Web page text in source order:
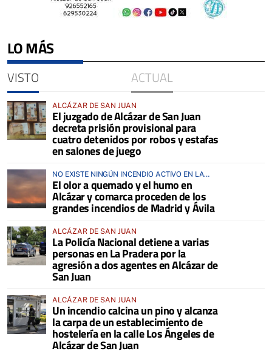
LO MÁS
VISTO ACTUAL
ALCÁZAR DE SAN JUAN
El juzgado de Alcázar de San Juan
decreta prisión provisional para
cuatro detenidos por robos y estafas
en salones de juego
NO EXISTE NINGÚN INCENDIO ACTIVO EN LA
COMARCA
El olor a quemado y el humo en
Alcázar y comarca proceden de los
grandes incendios de Madrid y Ávila
ALCÁZAR DE SAN JUAN
La Policía Nacional detiene a varias
personas en La Pradera por la
agresión a dos agentes en Alcázar de
San Juan
ALCÁZAR DE SAN JUAN
Un incendio calcina un pino y alcanza
la carpa de un establecimiento de
hostelería en la calle Los Ángeles de
Alcázar de San Juan